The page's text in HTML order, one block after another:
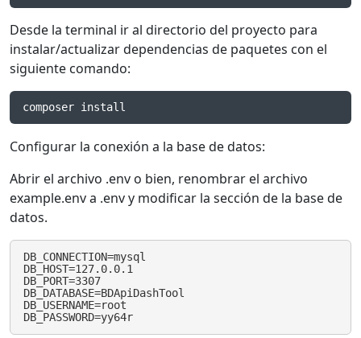
Desde la terminal ir al directorio del proyecto para
instalar/actualizar dependencias de paquetes con el
siguiente comando:
composer install
Configurar la conexión a la base de datos:
Abrir el archivo .env o bien, renombrar el archivo
example.env a .env y modificar la sección de la base de
datos.
DB_CONNECTION=mysql
DB_HOST=127.0.0.1
DB_PORT=3307
DB_DATABASE=BDApiDashTool
DB_USERNAME=root
DB_PASSWORD=yy64r